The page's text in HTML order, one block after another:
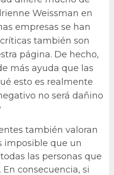
Weissman en
empresas se han
también son
página. De hecho,
más ayuda que las
esto es realmente
no será dañino
también valoran
imposible que un
las personas que
consecuencia, si